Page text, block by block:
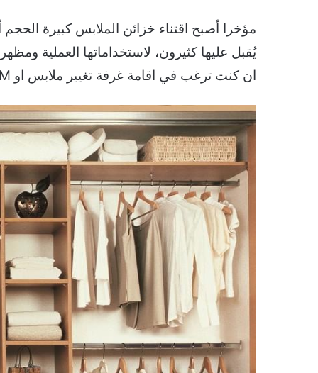
مؤخرا أصبح اقتناء خزائن الملابس كبيرة
يُقبل عليها كثيرون، لاستخداماتها العملية
ان كنت ترغب في اقامة غرفة تغيير ملابس او DRESSING ROOM